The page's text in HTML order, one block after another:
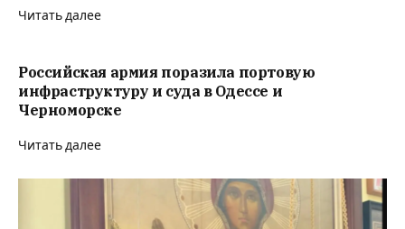
Читать далее
Российская армия поразила портовую
инфраструктуру и суда в Одессе и
Черноморске
Читать далее